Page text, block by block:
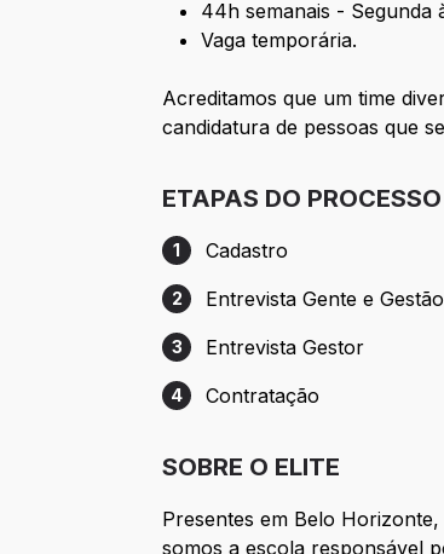
44h semanais - Segunda
Vaga temporária.
Acreditamos que um time
candidatura de pessoas que
ETAPAS DO PROCESSO
Etapa 1: Cadastro
1 Cadastro
Etapa 2: Entrevista Gente e
2 Entrevista Gente e Gestão
Etapa 3: Entrevista Gestor
3 Entrevista Gestor
Etapa 4: Contratação
4 Contratação
SOBRE O ELITE
Presentes em Belo
somos a escola responsável